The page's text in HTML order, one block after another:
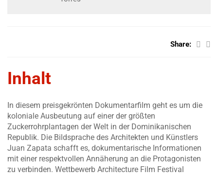
Share:
Inhalt
In diesem preisgekrönten Dokumentarfilm geht es um die
koloniale Ausbeutung auf einer der größten
Zuckerrohrplantagen der Welt in der Dominikanischen
Republik. Die Bildsprache des Architekten und Künstlers
Juan Zapata schafft es, dokumentarische Informationen
mit einer respektvollen Annäherung an die Protagonisten
zu verbinden. Wettbewerb Architecture Film Festival